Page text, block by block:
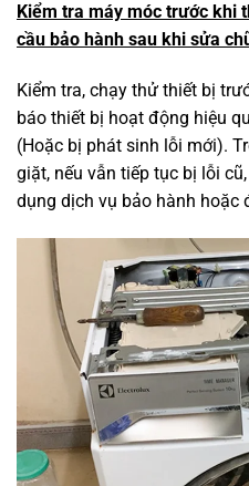
Kiểm tra máy móc trước khi
cầu bảo hành sau khi sửa
Kiểm tra, chạy thử thiết bị
báo thiết bị hoạt động hiệu
(Hoặc bị phát sinh lỗi mới).
giặt, nếu vẫn tiếp tục bị lỗi
dụng dịch vụ bảo hành hoặc